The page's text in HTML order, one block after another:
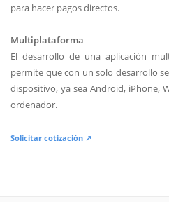
para hacer pagos directos.
Multiplataforma
El desarrollo de una aplicación
permite que con un solo desarrollo
dispositivo, ya sea Android, iPhone,
ordenador.
Solicitar cotización ↗